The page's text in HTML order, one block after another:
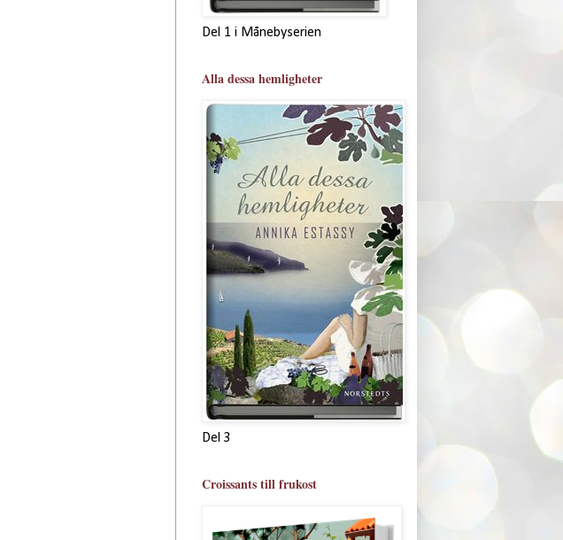
Del 1 i Månebyserien
Alla dessa hemligheter
Del 3
Croissants till frukost